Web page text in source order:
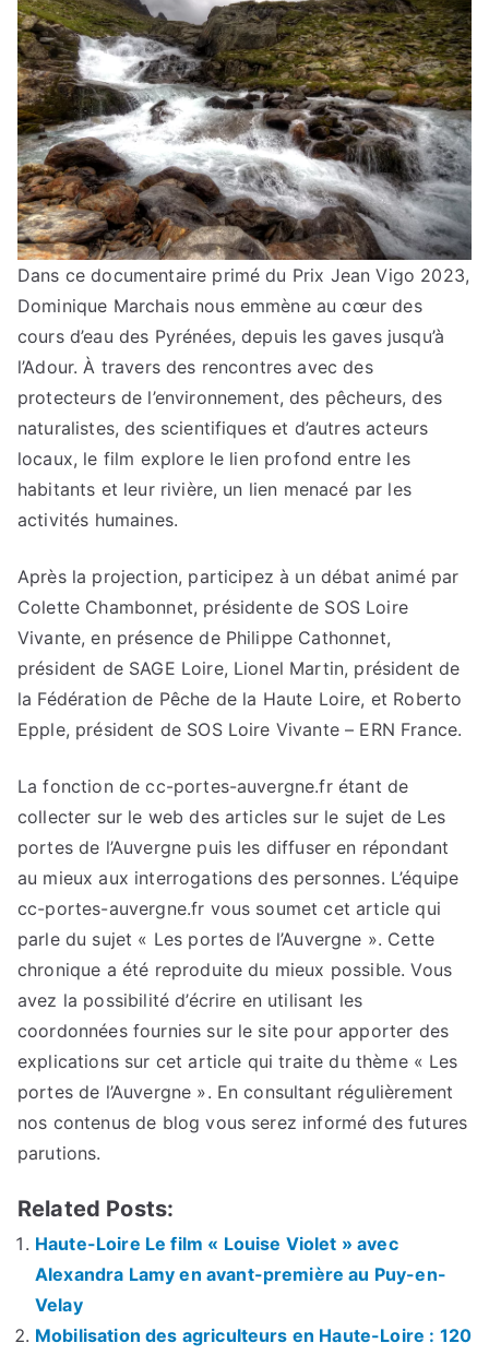
Dans ce documentaire primé du Prix Jean Vigo 2023,
Dominique Marchais nous emmène au cœur des
cours d’eau des Pyrénées, depuis les gaves jusqu’à
l’Adour. À travers des rencontres avec des
protecteurs de l’environnement, des pêcheurs, des
naturalistes, des scientifiques et d’autres acteurs
locaux, le film explore le lien profond entre les
habitants et leur rivière, un lien menacé par les
activités humaines.
Après la projection, participez à un débat animé par
Colette Chambonnet, présidente de SOS Loire
Vivante, en présence de Philippe Cathonnet,
président de SAGE Loire, Lionel Martin, président de
la Fédération de Pêche de la Haute Loire, et Roberto
Epple, président de SOS Loire Vivante – ERN France.
La fonction de cc-portes-auvergne.fr étant de
collecter sur le web des articles sur le sujet de Les
portes de l’Auvergne puis les diffuser en répondant
au mieux aux interrogations des personnes. L’équipe
cc-portes-auvergne.fr vous soumet cet article qui
parle du sujet « Les portes de l’Auvergne ». Cette
chronique a été reproduite du mieux possible. Vous
avez la possibilité d’écrire en utilisant les
coordonnées fournies sur le site pour apporter des
explications sur cet article qui traite du thème « Les
portes de l’Auvergne ». En consultant régulièrement
nos contenus de blog vous serez informé des futures
parutions.
Related Posts:
Haute-Loire Le film « Louise Violet » avec
Alexandra Lamy en avant-première au Puy-en-
Velay
Mobilisation des agriculteurs en Haute-Loire : 120